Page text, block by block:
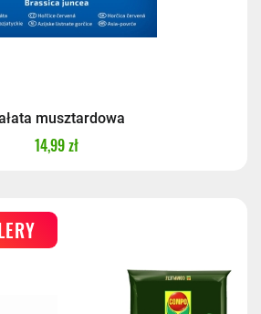
musztardowa
14,99 zł